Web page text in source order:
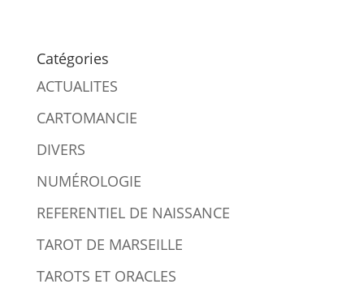
Catégories
ACTUALITES
CARTOMANCIE
DIVERS
NUMÉROLOGIE
REFERENTIEL DE NAISSANCE
TAROT DE MARSEILLE
TAROTS ET ORACLES